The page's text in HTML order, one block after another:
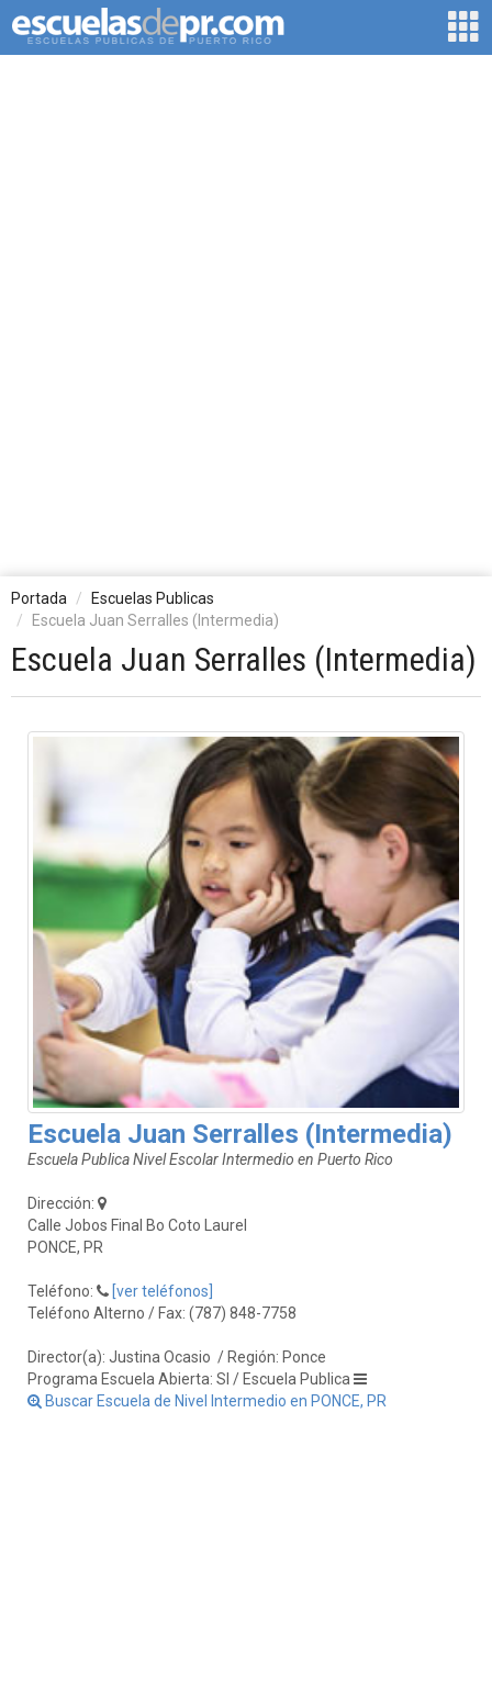
Portada
Escuelas Publicas
Escuela Juan Serralles (Intermedia)
Escuela Juan Serralles (Intermedia)
Escuela Juan Serralles (Intermedia)
Escuela Publica Nivel Escolar Intermedio en Puerto Rico
Dirección:
Calle Jobos Final Bo Coto Laurel
PONCE, PR
Teléfono:
[ver teléfonos]
Teléfono Alterno / Fax: (787) 848-7758
Director(a): Justina Ocasio / Región: Ponce
Programa Escuela Abierta: SI / Escuela Publica
Buscar Escuela de Nivel Intermedio en PONCE, PR